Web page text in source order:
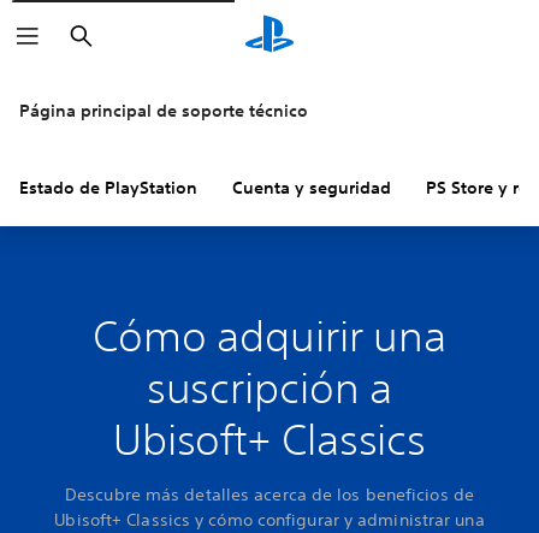
Buscar
Página principal de soporte técnico
Estado de PlayStation Cuenta y seguridad PS Store y
Cómo adquirir una
suscripción a
Ubisoft+ Classics
Descubre más detalles acerca de los beneficios de
Ubisoft+ Classics y cómo configurar y administrar una